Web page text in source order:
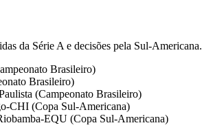
da Série A e decisões pela Sul-Americana.
Brasileiro)
Brasileiro)
(Campeonato Brasileiro)
CHI (Copa Sul-Americana)
EQU (Copa Sul-Americana)